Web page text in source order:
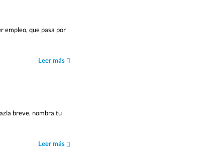
empleo, que pasa por
Leer más
breve, nombra tu
Leer más